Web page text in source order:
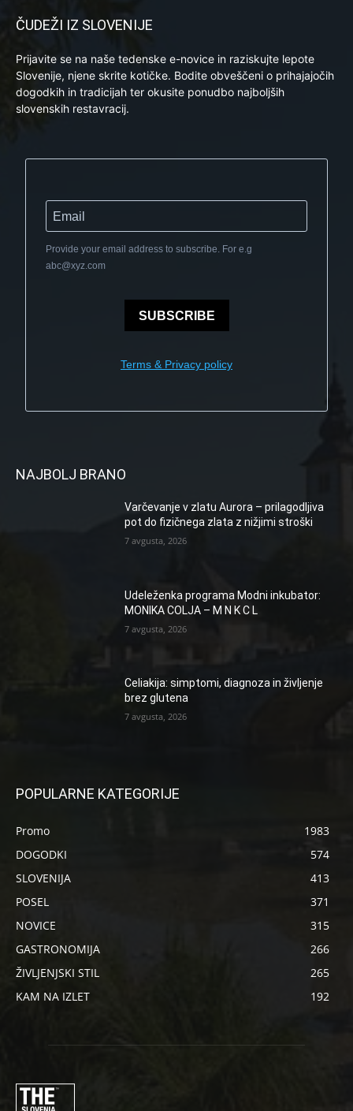
ČUDEŽI IZ SLOVENIJE
Prijavite se na naše tedenske e-novice in raziskujte lepote
Slovenije, njene skrite kotičke. Bodite obveščeni o prihajajočih
dogodkih in tradicijah ter okusite ponudbo najboljših
slovenskih restavracij.
Provide your email address to subscribe. For e.g
abc@xyz.com
SUBSCRIBE
Terms & Privacy policy
NAJBOLJ BRANO
Varčevanje v zlatu Aurora – prilagodljiva
pot do fizičnega zlata z nižjimi stroški
7 avgusta, 2026
Udeleženka programa Modni inkubator:
MONIKA COLJA – M N K C L
7 avgusta, 2026
Celiakija: simptomi, diagnoza in življenje
brez glutena
7 avgusta, 2026
POPULARNE KATEGORIJE
Promo
1983
DOGODKI
574
SLOVENIJA
413
POSEL
371
NOVICE
315
GASTRONOMIJA
266
ŽIVLJENJSKI STIL
265
KAM NA IZLET
192